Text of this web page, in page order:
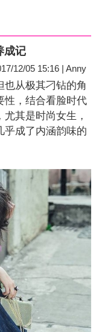
成记
12/05 15:16 | Anny
从极其刁钻的角
性，结合看脸时代
其是时尚女生，
乎成了内涵韵味的